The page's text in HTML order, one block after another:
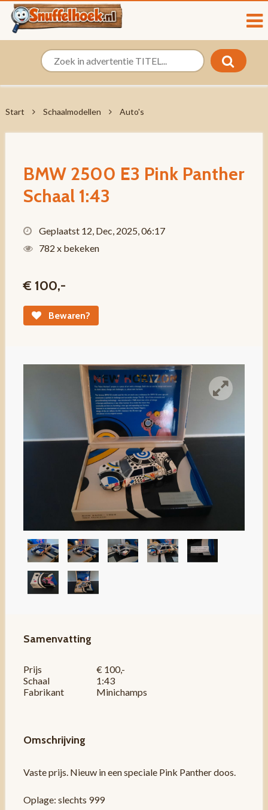
Start Schaalmodellen Auto's
BMW 2500 E3 Pink Panther
Schaal 1:43
Geplaatst 12, Dec, 2025, 06:17
782 x bekeken
€ 100,-
Bewaren?
Samenvatting
Prijs
€ 100,-
Schaal
1:43
Fabrikant
Minichamps
Omschrijving
Vaste prijs. Nieuw in een speciale Pink Panther doos.
Oplage: slechts 999